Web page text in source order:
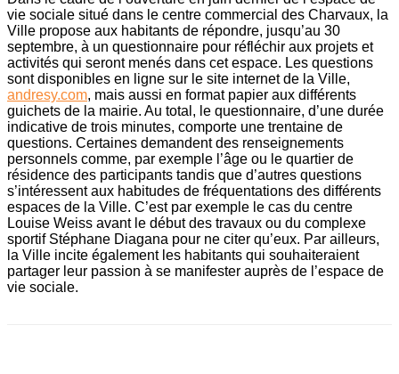
vie sociale situé dans le centre commercial des Charvaux, la
Ville propose aux habitants de répondre, jusqu’au 30
septembre, à un questionnaire pour réfléchir aux projets et
activités qui seront menés dans cet espace. Les questions
sont disponibles en ligne sur le site internet de la Ville,
andresy.com, mais aussi en format papier aux différents
guichets de la mairie. Au total, le questionnaire, d’une durée
indicative de trois minutes, comporte une trentaine de
questions. Certaines demandent des renseignements
personnels comme, par exemple l’âge ou le quartier de
résidence des participants tandis que d’autres questions
s’intéressent aux habitudes de fréquentations des différents
espaces de la Ville. C’est par exemple le cas du centre
Louise Weiss avant le début des travaux ou du complexe
sportif Stéphane Diagana pour ne citer qu’eux. Par ailleurs,
la Ville incite également les habitants qui souhaiteraient
partager leur passion à se manifester auprès de l’espace de
vie sociale.